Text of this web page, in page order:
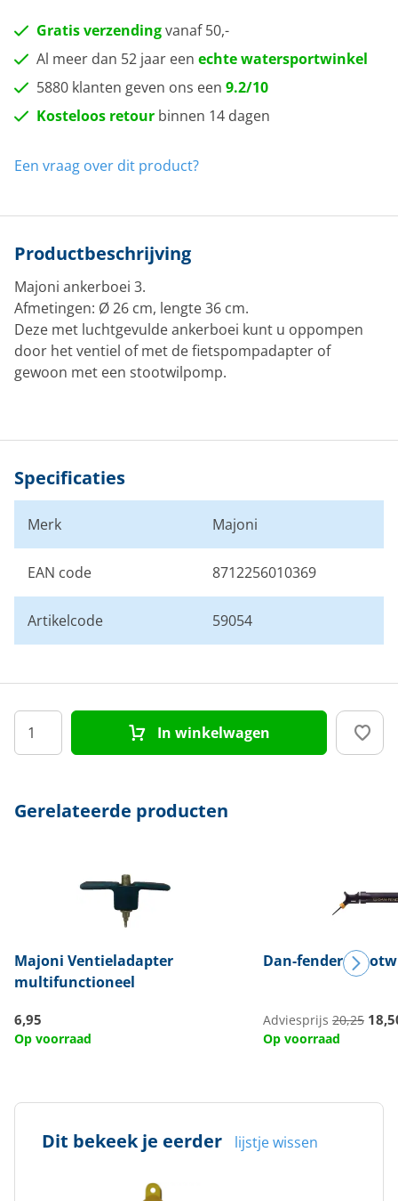
Gratis verzendingvanaf 50,-
Al meer dan 52 jaar een echte watersportwinkel
5880 klanten geven ons een 9.2/10
Kosteloos retour binnen 14 dagen
Een vraag over dit product?
Productbeschrijving
Majoni ankerboei 3.
Afmetingen: Ø 26 cm, lengte 36 cm.
Deze met luchtgevulde ankerboei kunt u oppompen
door het ventiel of met de fietspompadapter of
gewoon met een stootwilpomp.
Specificaties
Merk Majoni
EAN code 8712256010369
Artikelcode 59054
In winkelwagen
Gerelateerde producten
Majoni Ventieladapter
multifunctioneel
6,95
Op voorraad
Dan-fender
Adviesprijs 20,25
Op voorraad
Dit bekeek je eerder lijstje wissen